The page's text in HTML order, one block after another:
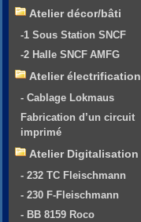
Atelier décor/bâti
-1 Sous Station SNCF
-2 Halle SNCF AMFG
Atelier électrification
- Cablage Lokmaus
Fabrication d’un circuit
imprimé
Atelier Digitalisation
- 232 TC Fleischmann
- 230 F-Fleischmann
- BB 8159 Roco